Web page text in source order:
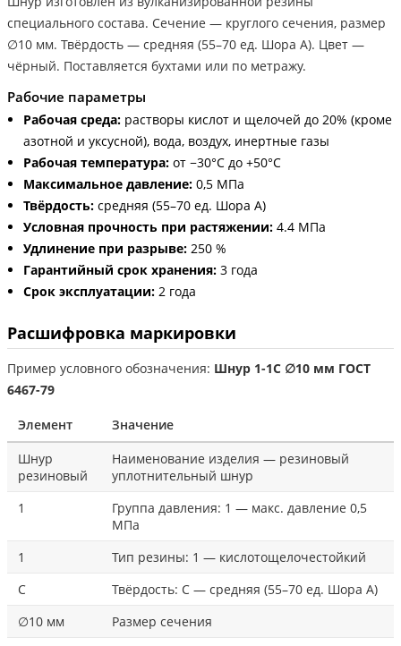
специального состава. Сечение — круглого сечения, размер
∅10 мм. Твёрдость — средняя (55–70 ед. Шора А). Цвет —
чёрный. Поставляется бухтами или по метражу.
Рабочие параметры
Рабочая среда: растворы кислот и щелочей до 20% (кроме
азотной и уксусной), вода, воздух, инертные газы
Рабочая температура: от −30°С до +50°С
Максимальное давление: 0,5 МПа
Твёрдость: средняя (55–70 ед. Шора А)
Условная прочность при растяжении: 4.4 МПа
Удлинение при разрыве: 250 %
Гарантийный срок хранения: 3 года
Срок эксплуатации: 2 года
Расшифровка маркировки
Пример условного обозначения: Шнур 1-1С ∅10 мм ГОСТ
6467-79
Элемент
Значение
Шнур
резиновый
Наименование изделия — резиновый
уплотнительный шнур
1
Группа давления: 1 — макс. давление 0,5
МПа
1
Тип резины: 1 — кислотощелочестойкий
С
Твёрдость: С — средняя (55–70 ед. Шора А)
∅10 мм
Размер сечения